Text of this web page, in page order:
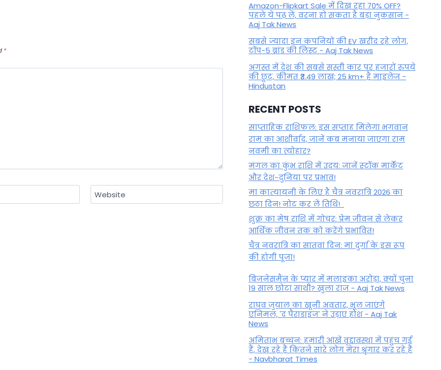
*
Website
Amazon-Flipkart Sale में दिख रहा 70% OFF?
पहले ये पढ़ लें, वरना हो सकता है बड़ा नुकसान -
Aaj Tak News
सबसे ज्यादा इन कंपनियों की EV खरीद रहे लोग,
टॉप-5 ब्रांड की लिस्ट - Aaj Tak News
अगस्त में देश की सबसे सस्ती कार पर हजारों रुपये
की छूट, कीमत ₹3.49 लाख; 25 km+ है माइलेज -
Hindustan
RECENT POSTS
साप्ताहिक राशिफल: इस सप्ताह मिलेगा भगवान
राम का आशीर्वाद, जानें कब मनाया जाएगा राम
नवमी का त्योहार?
मंगल का कुंभ राशि में उदय: जानें स्‍टॉक मार्केट
और देश-दुनिया पर प्रभाव!
मां कात्‍यायनी के लिए है चैत्र नवरात्रि 2026 का
छठा दिन! नोट कर लें तिथि!
शुक्र का मेष राशि में गोचर: प्रेम जीवन से लेकर
आर्थिक जीवन तक को करेंगे प्रभावित!
चैत्र नवरात्रि का सातवां दिन: मां दुर्गा के इस रूप
की होगी पूजा!
बिजनेसमैन के प्यार में मलाइका अरोड़ा, क्यों चुना
19 साल छोटा साथी? खुला राज - Aaj Tak News
राघव जुयाल का खूनी अवतार, भूल जाएंगे
एनिमल, 'द पैराडाइज' ने उड़ाए होश - Aaj Tak
News
अमिताभ बच्चन: हमारी आंखें वृद्दावस्था में पहुंच गई
हैं, देख रहे हैं कितने सारे लोग मेरा श्रृंगार कर रहे हैं
- Navbharat Times